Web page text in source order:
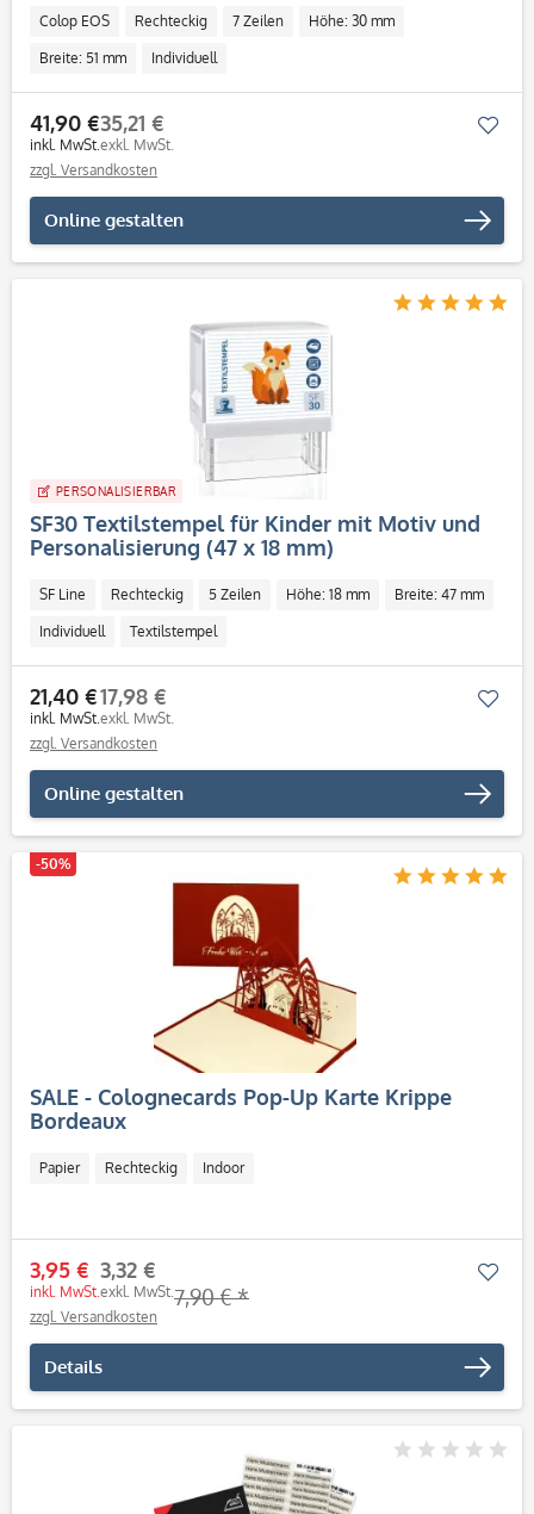
Colop EOS Rechteckig 7 Zeilen Höhe: 30 mm
Breite: 51 mm Individuell
41,90 €
inkl. MwSt.
35,21 €
exkl. MwSt.
zzgl. Versandkosten
Online gestalten
PERSONALISIERBAR
SF30 Textilstempel für Kinder mit Motiv und
Personalisierung (47 x 18 mm)
SF Line Rechteckig 5 Zeilen Höhe: 18 mm Breite: 47 mm
Individuell Textilstempel
21,40 €
inkl. MwSt.
17,98 €
exkl. MwSt.
zzgl. Versandkosten
Online gestalten
-50%
SALE - Colognecards Pop-Up Karte Krippe
Bordeaux
Papier Rechteckig Indoor
3,95 €
inkl. MwSt.
3,32 €
exkl. MwSt.7,90 € *
zzgl. Versandkosten
Details